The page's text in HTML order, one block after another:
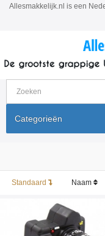
Allesmakkelijk.nl is een
Categorieën
Standaard Naam